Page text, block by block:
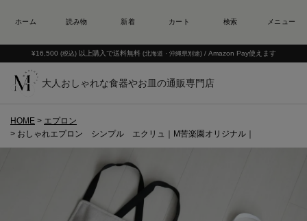
¥16,500 (税込) 以上購入で送料無料 (北海道・沖縄県別途) / Amazon Pay使えます
大人おしゃれな食器やお皿の通販専門店
HOME
エプロン
おしゃれエプロン シンプル エクリュ｜M苦楽園オリジナル｜